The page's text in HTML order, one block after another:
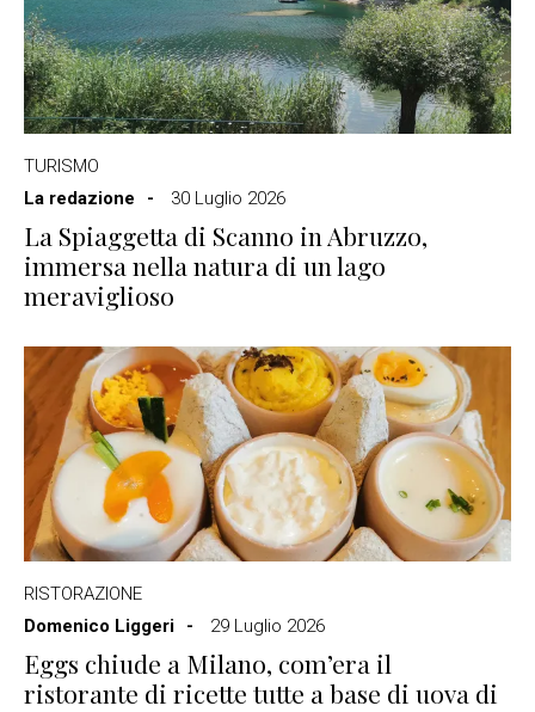
TURISMO
La redazione
30 Luglio 2026
La Spiaggetta di Scanno in Abruzzo,
immersa nella natura di un lago
meraviglioso
RISTORAZIONE
Domenico Liggeri
29 Luglio 2026
Eggs chiude a Milano, com’era il
ristorante di ricette tutte a base di uova di